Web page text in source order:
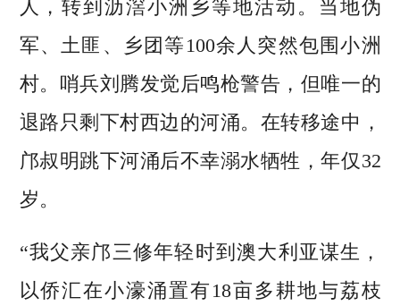
人，转到沥滘小洲乡等地活动。当地伪
军、土匪、乡团等100余人突然包围小洲
村。哨兵刘腾发觉后鸣枪警告，但唯一的
退路只剩下村西边的河涌。在转移途中，
邝叔明跳下河涌后不幸溺水牺牲，年仅32
岁。
“我父亲邝三修年轻时到澳大利亚谋生，
以侨汇在小濠涌置有18亩多耕地与荔枝